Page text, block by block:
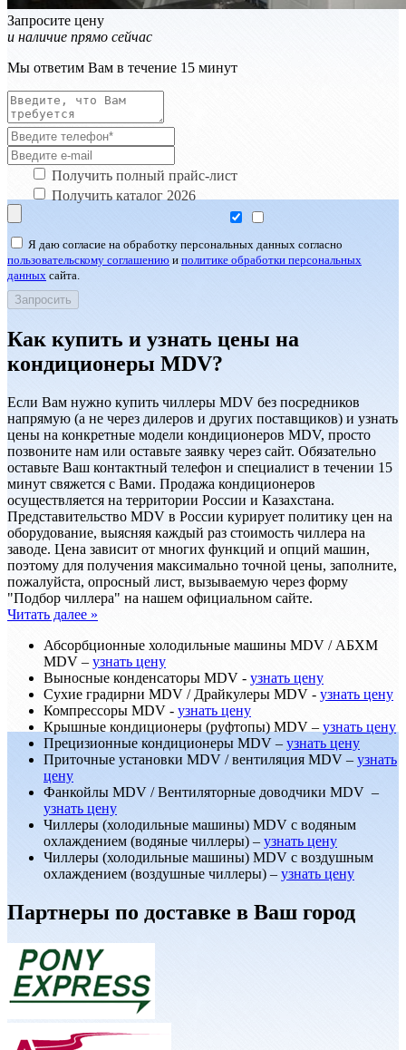
Запросите цену
и наличие прямо сейчас
Мы ответим Вам в течение 15 минут
Получить полный прайс-лист
Получить каталог 2026
Я даю согласие на обработку персональных данных согласно
пользовательскому соглашению и политике обработки персональных
данных сайта.
Как купить и узнать цены на
кондиционеры MDV?
Если Вам нужно купить чиллеры MDV без посредников
напрямую (а не через дилеров и других поставщиков) и узнать
цены на конкретные модели кондиционеров MDV, просто
позвоните нам или оставьте заявку через сайт. Обязательно
оставьте Ваш контактный телефон и специалист в течении 15
минут свяжется с Вами. Продажа кондиционеров
осуществляется на территории России и Казахстана.
Представительство MDV в России курирует политику цен на
оборудование, выясняя каждый раз стоимость чиллера на
заводе. Цена зависит от многих функций и опций машин,
поэтому для получения максимально точной цены, заполните,
пожалуйста, опросный лист, вызываемую через форму
"Подбор чиллера" на нашем официальном сайте.
Читать далее »
Абсорбционные холодильные машины MDV / АБХМ
MDV –узнать цену
Выносные конденсаторы MDV - узнать цену
Сухие градирни MDV / Драйкулеры MDV - узнать цену
Компрессоры MDV - узнать цену
Крышные кондиционеры (руфтопы) MDV –узнать цену
Прецизионные кондиционеры MDV –узнать цену
Приточные установки MDV / вентиляция MDV –узнать
цену
Фанкойлы MDV / Вентиляторные доводчики MDV –
узнать цену
Чиллеры (холодильные машины) MDV с водяным
охлаждением (водяные чиллеры) – узнать цену
Чиллеры (холодильные машины) MDV с воздушным
охлаждением (воздушные чиллеры) –узнать цену
Партнеры по доставке в Ваш город